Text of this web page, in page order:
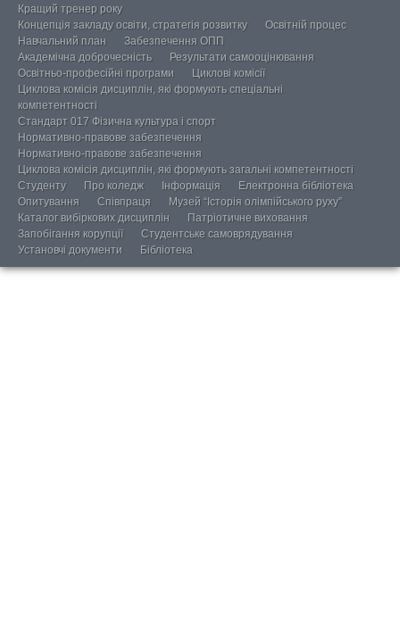
Кращий тренер року
Концепція закладу освіти, стратегія розвитку
Освітній процес
Навчальний план
Забезпечення ОПП
Академічна доброчесність
Результати самооцінювання
Освітньо-професійні програми
Циклові комісії
Циклова комісія дисциплін, які формують спеціальні
компетентності
Стандарт 017 Фізична культура і спорт
Нормативно-правове забезпечення
Нормативно-правове забезпечення
Циклова комісія дисциплін, які формують загальні компетентності
Студенту
Про коледж Інформація
Електронна бібліотека
Опитування
Співпраця
Музей “Історія олімпійського руху”
Каталог вибіркових дисциплін
Патріотичне виховання
Запобігання корупції
Студентське самоврядування
Установчі документи
Бібліотека